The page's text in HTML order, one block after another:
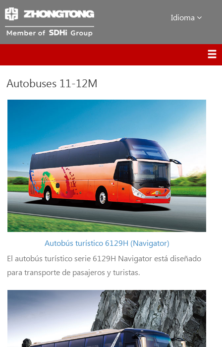
Idioma
Autobuses 11-12M
Autobús turístico 6129H (Navigator)
El autobús turístico serie 6129H Navigator está diseñado
para transporte de pasajeros y turistas.